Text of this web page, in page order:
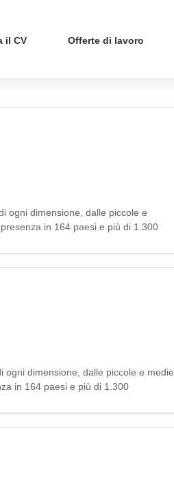
il CV Offerte di lavoro
ogni dimensione, dalle piccole e
in 164 paesi e più di 1.300
ogni dimensione, dalle piccole e medie
in 164 paesi e più di 1.300